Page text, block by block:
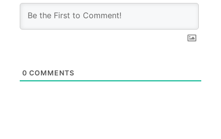
0 COMMENTS